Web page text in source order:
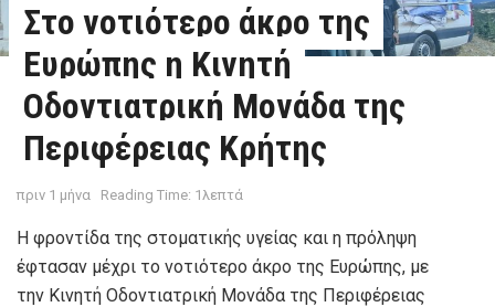
Στο νοτιότερο άκρο της
Ευρώπης η Κινητή
Οδοντιατρική Μονάδα της
Περιφέρειας Κρήτης
πριν 1 μήνα Reading Time: 1λεπτά
Η φροντίδα της στοματικής υγείας και η πρόληψη
έφτασαν μέχρι το νοτιότερο άκρο της Ευρώπης, με
την Κινητή Οδοντιατρική Μονάδα της Περιφέρειας